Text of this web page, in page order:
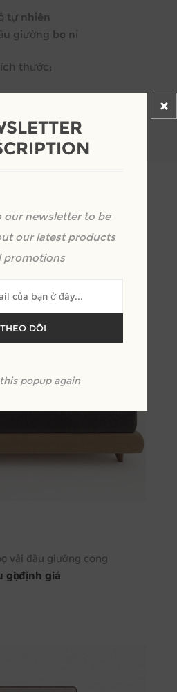
tự nhiên
giường bọc nỉ
thước:
phẩm liên quan
vải đầu giường cong
gọi định giá
our newsletter to be
our latest products
promotions
THEO DÕI
popup again